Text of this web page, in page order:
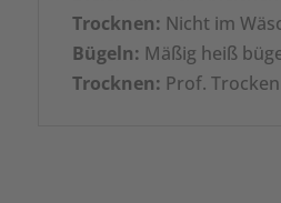
Trocknen: Nicht im
Bügeln: Mäßig heiß
Trocknen: Prof.